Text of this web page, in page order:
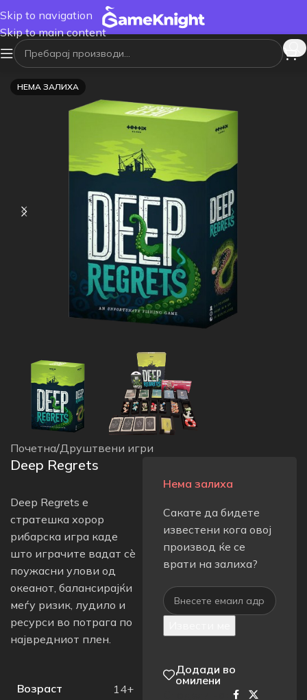
Skip to navigation
Skip to main content
НЕМА ЗАЛИХА
Почетна/Друштвени игри
Deep Regrets
Deep Regrets е
стратешка хорор
рибарска игра каде
што играчите вадат сè
поужасни улови од
океанот, балансирајќи
меѓу ризик, лудило и
ресурси во потрага по
највредниот плен.
Возраст 14+
Нема залиха
Сакате да бидете
известени кога овој
производ ќе се
врати на залиха?
Додади во
омилени